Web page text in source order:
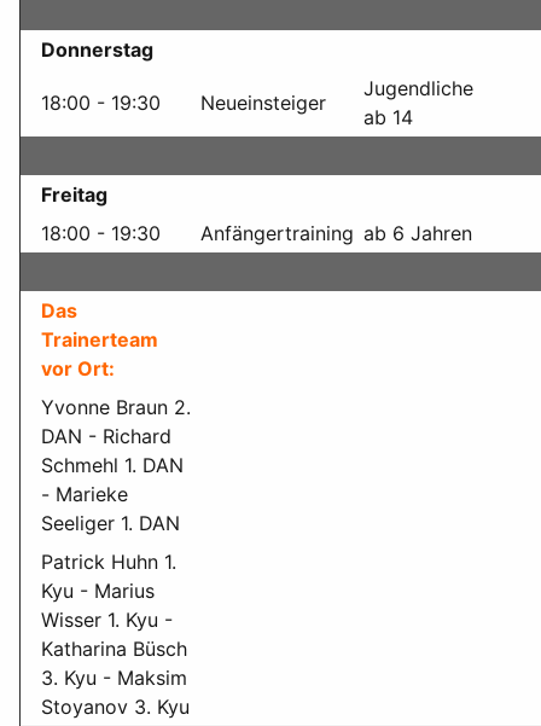
Donnerstag
18:00 - 19:30 Neueinsteiger
Jugendliche
ab 14
Freitag
18:00 - 19:30
Anfängertraining ab 6 Jahren
Das
Trainerteam
vor Ort:
Yvonne Braun 2.
DAN - Richard
Schmehl 1. DAN
- Marieke
Seeliger 1. DAN
Patrick Huhn 1.
Kyu - Marius
Wisser 1. Kyu -
Katharina Büsch
3. Kyu - Maksim
Stoyanov 3. Kyu